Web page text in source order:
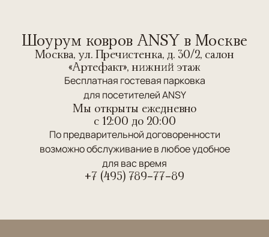
Шоурум ковров ANSY в Москве
Москва, ул. Пречистенка, д. 30/2, салон
«Артефакт», нижний этаж
Бесплатная гостевая парковка
для посетителей ANSY
Мы открыты ежедневно
c 12:00 до 20:00
По предварительной договоренности
возможно обслуживание в любое удобное
для вас время
+7 (495) 789-77-89